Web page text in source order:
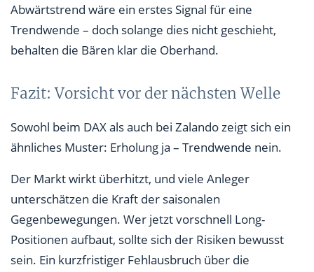
Abwärtstrend wäre ein erstes Signal für eine
Trendwende – doch solange dies nicht geschieht,
behalten die Bären klar die Oberhand.
Fazit: Vorsicht vor der nächsten Welle
Sowohl beim DAX als auch bei Zalando zeigt sich ein
ähnliches Muster: Erholung ja – Trendwende nein.
Der Markt wirkt überhitzt, und viele Anleger
unterschätzen die Kraft der saisonalen
Gegenbewegungen. Wer jetzt vorschnell Long-
Positionen aufbaut, sollte sich der Risiken bewusst
sein. Ein kurzfristiger Fehlausbruch über die